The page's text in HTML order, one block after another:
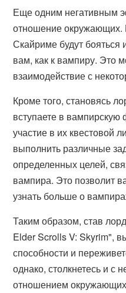
Еще одним негативным
отношение окружающих.
Скайриме будут бояться
вам, как к вампиру. Это
взаимодействие с
Кроме того, становясь
вступаете в
участие в их квестовой
выполнить различные
определенных целей,
вампира. Это позволит
узнать больше о
Таким образом, став
Elder Scrolls V: Skyrim",
способности и
однако, столкнетесь и с
отношением